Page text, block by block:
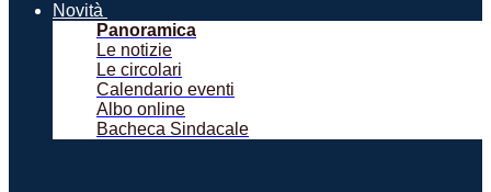
Novità
Panoramica
Le notizie
Le circolari
Calendario eventi
Albo online
Bacheca Sindacale